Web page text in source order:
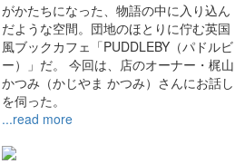
がかたちになった、物語の中に入り込ん
だような空間。団地のほとりに佇む英国
風ブックカフェ「PUDDLEBY（パドルビ
ー）」だ。 今回は、店のオーナー・梶山
かつみ（かじやま かつみ）さんにお話し
を伺った。
...read more